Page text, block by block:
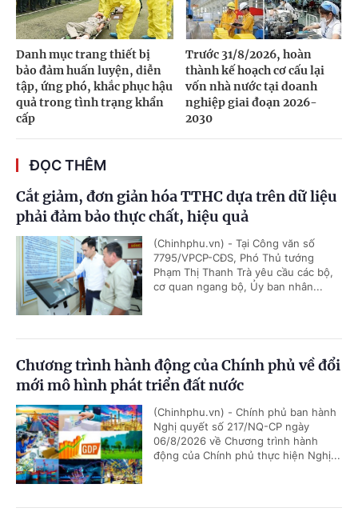
Danh mục trang thiết bị
bảo đảm huấn luyện, diễn
tập, ứng phó, khắc phục hậu
quả trong tình trạng khẩn
cấp
Trước 31/8/2026, hoàn
thành kế hoạch cơ cấu lại
vốn nhà nước tại doanh
nghiệp giai đoạn 2026-
2030
ĐỌC THÊM
Cắt giảm, đơn giản hóa TTHC dựa trên dữ liệu
phải đảm bảo thực chất, hiệu quả
(Chinhphu.vn) - Tại Công văn số
7795/VPCP-CĐS, Phó Thủ tướng
Phạm Thị Thanh Trà yêu cầu các bộ,
cơ quan ngang bộ, Ủy ban nhân...
Chương trình hành động của Chính phủ về đổi
mới mô hình phát triển đất nước
(Chinhphu.vn) - Chính phủ ban hành
Nghị quyết số 217/NQ-CP ngày
06/8/2026 về Chương trình hành
động của Chính phủ thực hiện Nghị...